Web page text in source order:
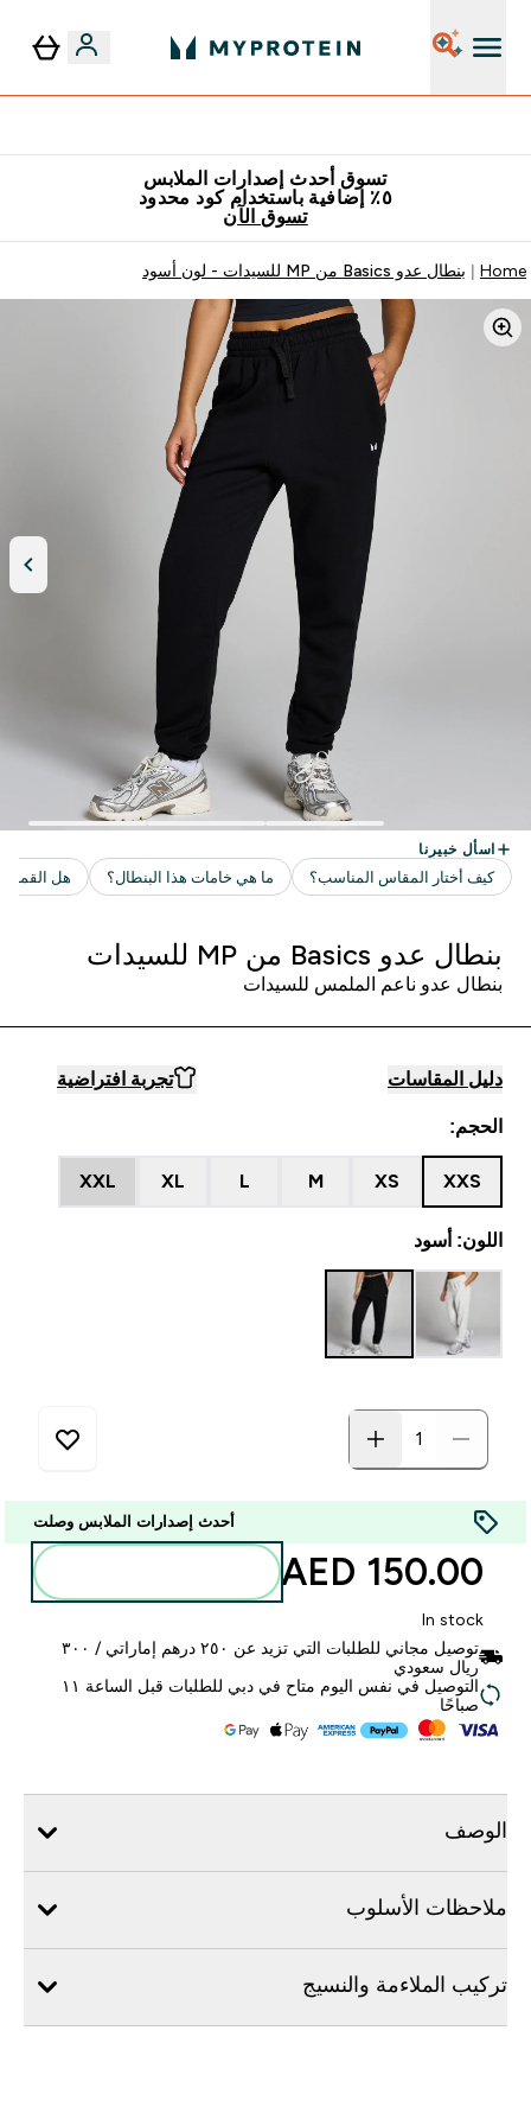
تسوق أحدث إصدارات الملابس
٥٪ إضافية باستخدام كود محدود
تسوق الآن
Home بنطال عدو Basics من MP للسيدات - لون أسود
بنطال عدو Basics من MP للسيدات
بنطال عدو ناعم الملمس للسيدات
دليل المقاسات تجربة افتراضية
الحجم:
XXS
XS
M
L
XL
XXL
اللون: أسود
أحدث إصدارات الملابس وصلت
150.00 AED‎
In stock
توصيل مجاني للطلبات التي تزيد عن ٢٥٠ درهم إماراتي / ٣٠٠
ريال سعودي
التوصيل في نفس اليوم متاح في دبي للطلبات قبل الساعة ١١
صباحًا
الوصف
ملاحظات الأسلوب
تركيب الملاءمة والنسيج